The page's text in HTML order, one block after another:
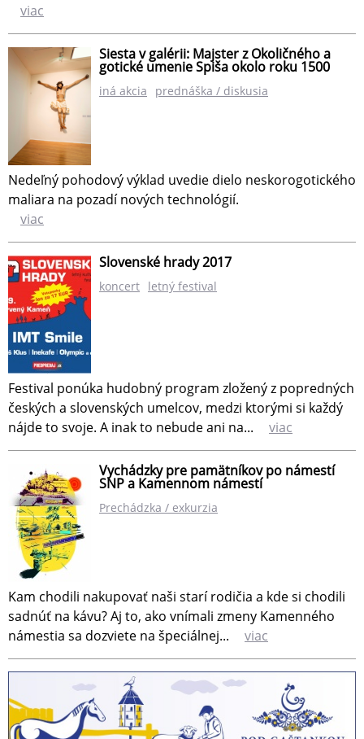
viac
Siesta v galérii: Majster z Okoličného a
gotické umenie Spiša okolo roku 1500
iná akcia prednáška / diskusia
Nedeľný pohodový výklad uvedie dielo neskorogotického
maliara na pozadí nových technológií.
viac
Slovenské hrady 2017
koncert letný festival
Festival ponúka hudobný program zložený z popredných
českých a slovenských umelcov, medzi ktorými si každý
nájde to svoje. A inak to nebude ani na...
viac
Vychádzky pre pamätníkov po námestí
SNP a Kamennom námestí
Prechádzka / exkurzia
Kam chodili nakupovať naši starí rodičia a kde si chodili
sadnúť na kávu? Aj to, ako vnímali zmeny Kamenného
námestia sa dozviete na špeciálnej...
viac